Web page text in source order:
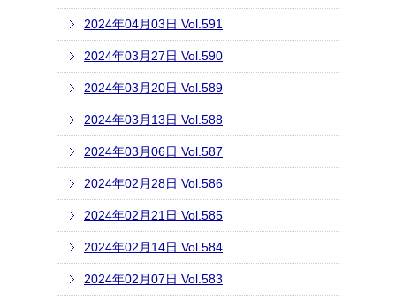
2024年04月03日 Vol.591
2024年03月27日 Vol.590
2024年03月20日 Vol.589
2024年03月13日 Vol.588
2024年03月06日 Vol.587
2024年02月28日 Vol.586
2024年02月21日 Vol.585
2024年02月14日 Vol.584
2024年02月07日 Vol.583